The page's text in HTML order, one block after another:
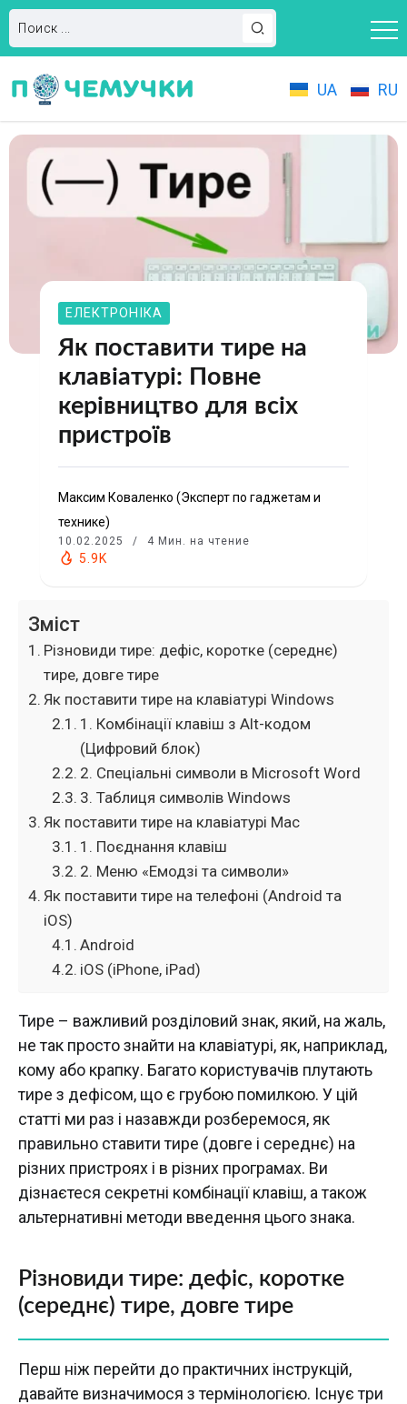
UA RU
ЕЛЕКТРОНІКА
Як поставити тире на
клавіатурі: Повне
керівництво для всіх
пристроїв
Максим Коваленко (Эксперт по гаджетам и
технике)
10.02.2025 4 Мин. на чтение
5.9K
Зміст
Різновиди тире: дефіс, коротке (середнє)
тире, довге тире
Як поставити тире на клавіатурі Windows
1. Комбінації клавіш з Alt-кодом
(Цифровий блок)
2. Спеціальні символи в Microsoft Word
3. Таблиця символів Windows
Як поставити тире на клавіатурі Mac
1. Поєднання клавіш
2. Меню «Емодзі та символи»
Як поставити тире на телефоні (Android та
iOS)
Android
iOS (iPhone, iPad)
Тире – важливий розділовий знак, який, на жаль,
не так просто знайти на клавіатурі, як, наприклад,
кому або крапку. Багато користувачів плутають
тире з дефісом, що є грубою помилкою. У цій
статті ми раз і назавжди розберемося, як
правильно ставити тире (довге і середнє) на
різних пристроях і в різних програмах. Ви
дізнаєтеся секретні комбінації клавіш, а також
альтернативні методи введення цього знака.
Різновиди тире: дефіс, коротке
(середнє) тире, довге тире
Перш ніж перейти до практичних інструкцій,
давайте визначимося з термінологією. Існує три